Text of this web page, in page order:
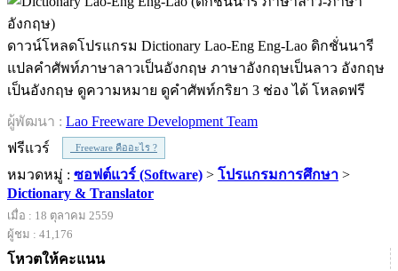
ดาวน์โหลดโปรแกรม Dictionary Lao-Eng Eng-Lao ดิกชั่นนารี
แปลคำศัพท์ภาษาลาวเป็นอังกฤษ ภาษาอังกฤษเป็นลาว อังกฤษ
เป็นอังกฤษ ดูความหมาย ดูคำศัพท์กริยา 3 ช่อง ได้ โหลดฟรี
ผู้พัฒนา : Lao Freeware Development Team
ฟรีแวร์
Freeware คืออะไร ?
หมวดหมู่ : ซอฟต์แวร์ (Software) > โปรแกรมการศึกษา >
Dictionary & Translator
เมื่อ : 18 ตุลาคม 2559
ผู้ชม : 41,176
โหวตให้คะแนน